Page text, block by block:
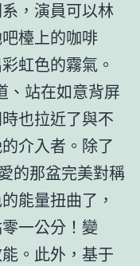
，演員可以林
檯上的咖啡
虹色的霧氣。
、站在如意背屏
也拉近了與不
介入者。除了
的那盆完美對稱
能量扭曲了，
一公分！變
。此外，基于